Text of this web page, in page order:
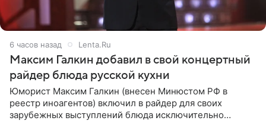
6 часов назад Lenta.Ru
Максим Галкин добавил в свой концертный
райдер блюда русской кухни
Юморист Максим Галкин (внесен Минюстом РФ в
реестр иноагентов) включил в райдер для своих
зарубежных выступлений блюда исключительно